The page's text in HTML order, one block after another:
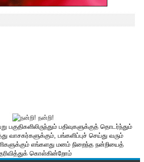
பதிவுகளுக்குத் தொடர்ந்தும்
வாசகர்களுக்கும், பங்களிப்புச் செய்து வரும்
எங்களது மனம் நிறைந்த நன்றியைத்
கொள்கின்றோம்